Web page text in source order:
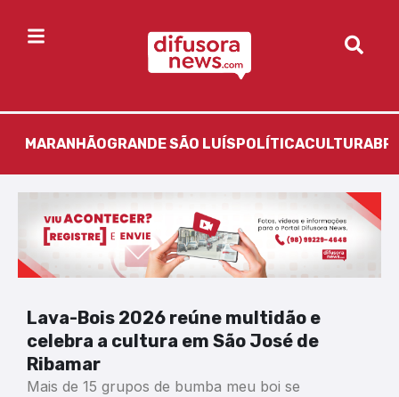
MARANHÃOGRANDE SÃO LUÍS POLÍTICACULTURA
Lava-Bois 2026 reúne multidão e
celebra a cultura em São José de
Ribamar
Mais de 15 grupos de bumba meu boi se